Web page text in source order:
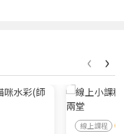
線上課程
‹ ›